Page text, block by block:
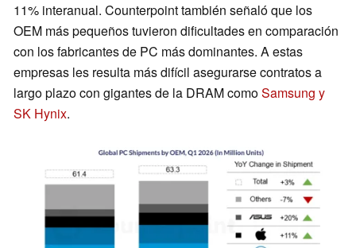
11% interanual. Counterpoint también señaló que los
OEM más pequeños tuvieron dificultades en comparación
con los fabricantes de PC más dominantes. A estas
empresas les resulta más difícil asegurarse contratos a
largo plazo con gigantes de la DRAM comoSamsung y
SK Hynix.